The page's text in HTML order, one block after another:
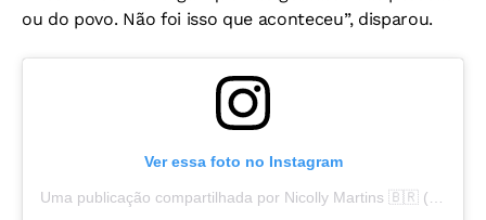
ou do povo. Não foi isso que aconteceu”, disparou.
Ver essa foto no Instagram